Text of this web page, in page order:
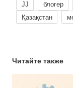
JJ блогер
Қазақстан
Читайте также